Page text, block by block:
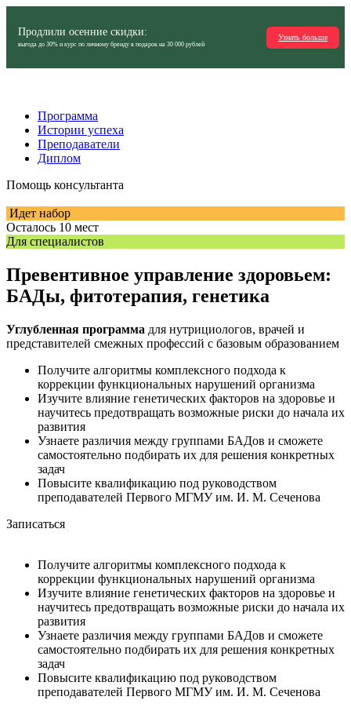
Продлили осенние скидки:
выгода до 30% и курс по личному бренду в подарок на 30 000 рублей
Узнать больше
Программа
Истории успеха
Преподаватели
Диплом
Помощь консультанта
Идет набор
Осталось 10 мест
Для специалистов
Превентивное управление здоровьем:
БАДы, фитотерапия, генетика
Углубленная программа для нутрициологов, врачей и
представителей смежных профессий с базовым образованием
Получите алгоритмы комплексного подхода к
коррекции функциональных нарушений организма
Изучите влияние генетических факторов на здоровье и
научитесь предотвращать возможные риски до начала их
развития
Узнаете различия между группами БАДов и сможете
самостоятельно подбирать их для решения конкретных
задач
Повысите квалификацию под руководством
преподавателей Первого МГМУ им. И. М. Сеченова
Записаться
Получите алгоритмы комплексного подхода к
коррекции функциональных нарушений организма
Изучите влияние генетических факторов на здоровье и
научитесь предотвращать возможные риски до начала их
развития
Узнаете различия между группами БАДов и сможете
самостоятельно подбирать их для решения конкретных
задач
Повысите квалификацию под руководством
преподавателей Первого МГМУ им. И. М. Сеченова